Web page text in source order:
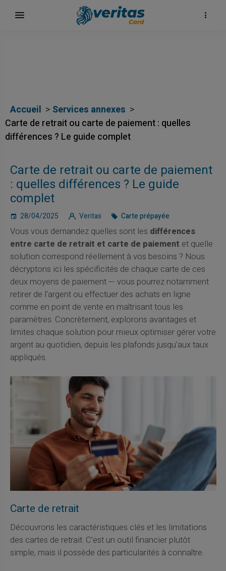
Accueil
Services annexes
Carte de retrait ou carte de paiement : quelles
différences ? Le guide complet
Carte de retrait ou carte de paiement
: quelles différences ? Le guide
complet
28/04/2025 Veritas Carte prépayée
Vous vous demandez quelles sont les différences
entre carte de retrait et carte de paiement et quelle
solution correspond réellement à vos besoins ? Nous
décryptons ici les spécificités de chaque carte de ces
deux moyens de paiement — vous pourrez notamment
retirer de l'argent ou effectuer des achats en ligne
comme en point de vente en maîtrisant tous les
paramètres. Concrètement, explorons avantages et
limites chaque solution pour mieux optimiser gérer votre
argent au quotidien, depuis les plafonds jusqu'aux taux
appliqués.
Carte de retrait
Découvrons les caractéristiques clés et les limitations
des cartes de retrait. C’est un outil financier plutôt
simple, mais il possède des particularités à connaître.